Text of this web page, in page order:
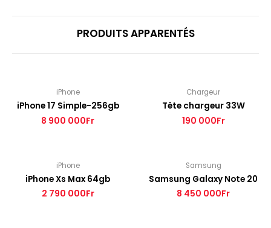
PRODUITS APPARENTÉS
iPhone
iPhone 17 Simple-256gb
8 900 000Fr
Chargeur
Tête chargeur 33W
190 000Fr
iPhone
iPhone Xs Max 64gb
2 790 000Fr
Samsung
Samsung Galaxy Note 20
8 450 000Fr